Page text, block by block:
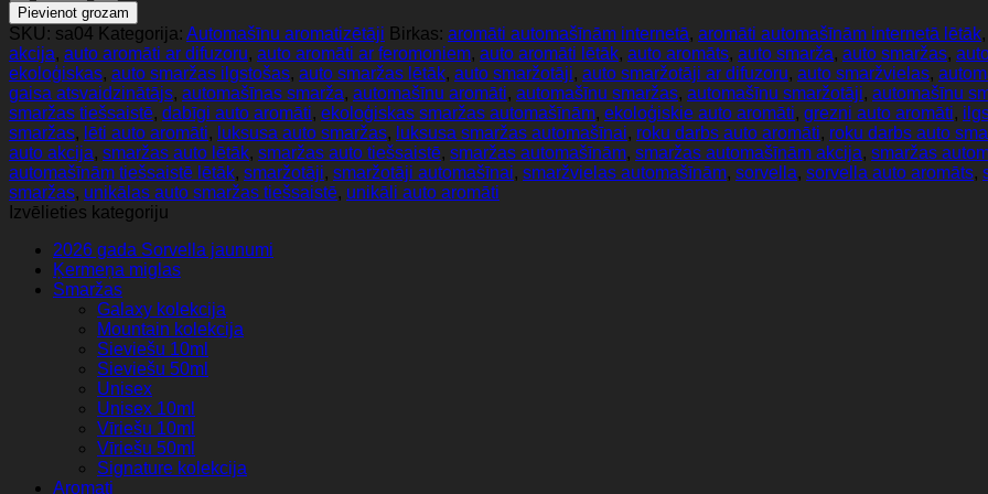
Piparu
un
Lavandas
Automašīnas
gaisa
atsvaidzinātājs
daudzums
Pievienot grozam
SKU: sa04 Kategorija: Automašīnu aromatizētāji Birkas: aromāti automašīnām internetā, aromāti automašīnām internetā lētāk
akcija, auto aromāti ar difuzoru, auto aromāti ar feromoniem, auto aromāti lētāk, auto aromāts, auto smarža, auto smaržas,
ekoloģiskas, auto smaržas ilgstošas, auto smaržas lētāk, auto smaržotāji, auto smaržotāji ar difuzoru, auto smaržvielas,
gaisa atsvaidzinātājs, automašīnas smarža, automašīnu aromāti, automašīnu smaržas, automašīnu smaržotāji, automašīnu
smaržas tiešsaistē, dabīgi auto aromāti, ekoloģiskas smaržas automašīnām, ekoloģiskie auto aromāti, grezni auto aromāti,
smaržas, lēti auto aromāti, luksusa auto smaržas, luksusa smaržas automašīnai, roku darbs auto aromāti, roku darbs auto
auto akcija, smaržas auto lētāk, smaržas auto tiešsaistē, smaržas automašīnām, smaržas automašīnām akcija, smaržas
automašīnām tiešsaistē lētāk, smaržotāji, smaržotāji automašīnai, smaržvielas automašīnām, sorvella, sorvella auto aromāts,
smaržas, unikālas auto smaržas tiešsaistē, unikāli auto aromāti
Izvēlieties kategoriju
2026 gada Sorvella jaunumi
Ķermeņa miglas
Smaržas
Galaxy kolekcija
Mountain kolekcija
Sieviešu 10ml
Sieviešu 50ml
Unisex
Unisex 10ml
Vīriešu 10ml
Vīriešu 50ml
Signature kolekcija
Aromati